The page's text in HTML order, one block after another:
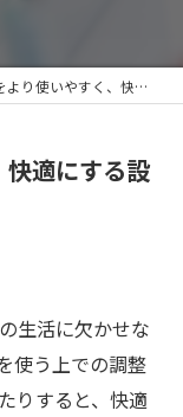
いやすく、快適にする設備とは？
適にする設
生活に欠かせな
使う上での調整
りすると、快適